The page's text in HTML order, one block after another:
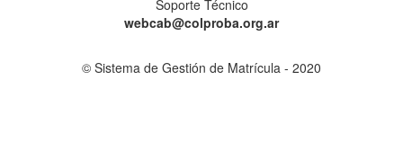
Soporte Técnico
webcab@colproba.org.ar
© Sistema de Gestión de Matrícula - 2020